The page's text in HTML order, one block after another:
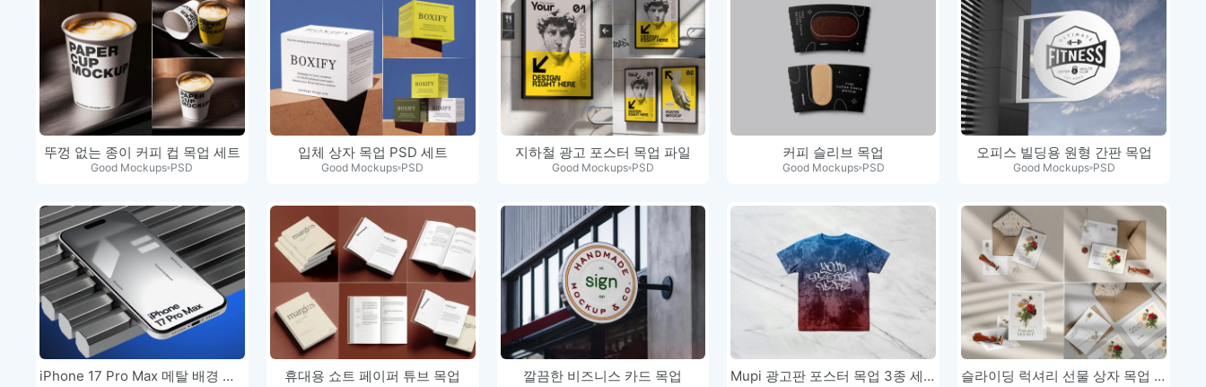
뚜껑 없는 종이 커피 컵 목업 세트
Good Mockups PSD
입체 상자 목업 PSD 세트
Good Mockups PSD
지하철 광고 포스터 목업 파일
Good Mockups PSD
커피 슬리브 목업
Good Mockups PSD
오피스 빌딩용 원형 간판 목업
Good Mockups PSD
iPhone 17 Pro Max 메탈 배경 디스… 휴대용 쇼트 페이퍼 튜브 목업 깔끔한 비즈니스 카드 목업 Mupi 광고판 포스터 목업 3종 세트 슬라이딩 럭셔리 선물 상자 목업 세트